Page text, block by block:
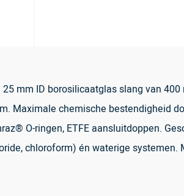
mm ID borosilicaatglas slang van
Maximale chemische bestendigheid
O-ringen, ETFE aansluitdoppen.
chloroform) én waterige